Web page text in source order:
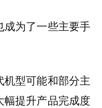
成为了一些主要手
型可能和部分主
提升产品完成度